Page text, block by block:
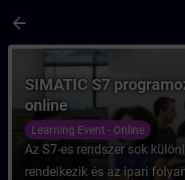
arrow_back
Course - SIMATIC
SIMATIC S7
online
Learning Event - Online
Az S7-es rendszer sok
rendelkezik és az ipari